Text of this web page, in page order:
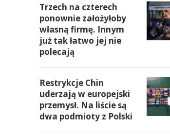
Trzech na czterech
ponownie założyłoby
własną firmę. Innym
już tak łatwo jej nie
polecają
Restrykcje Chin
uderzają w europejski
przemysł. Na liście są
dwa podmioty z Polski